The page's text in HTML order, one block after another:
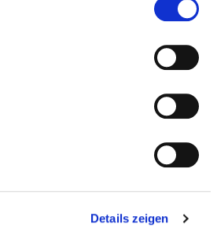
Details zeigen
/ CLINICAL LINGUIST /
/ PHONETICIAN (M/F)